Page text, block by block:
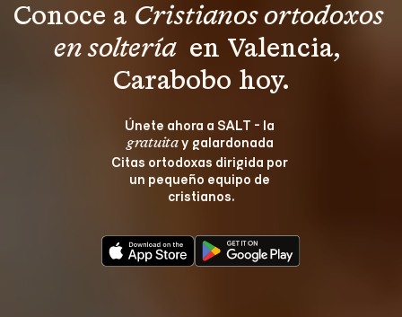
Conoce a Cristianos ortodoxos
en soltería en Valencia,
Carabobo hoy.
Únete ahora a SALT - la
gratuita y galardonada
Citas ortodoxas dirigida por
un pequeño equipo de
cristianos.